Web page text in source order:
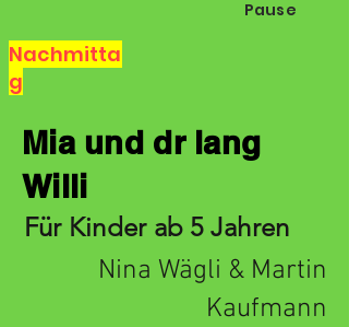
Pause
Nachmitta
g
Mia und dr lang
Willi
Für Kinder ab 5 Jahren
Nina Wägli & Martin
Kaufmann